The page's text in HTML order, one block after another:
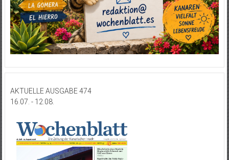
AKTUELLE AUSGABE 474
16.07. - 12.08.